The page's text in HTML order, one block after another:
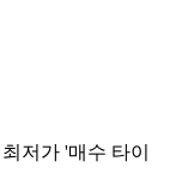
저가 '매수 타이